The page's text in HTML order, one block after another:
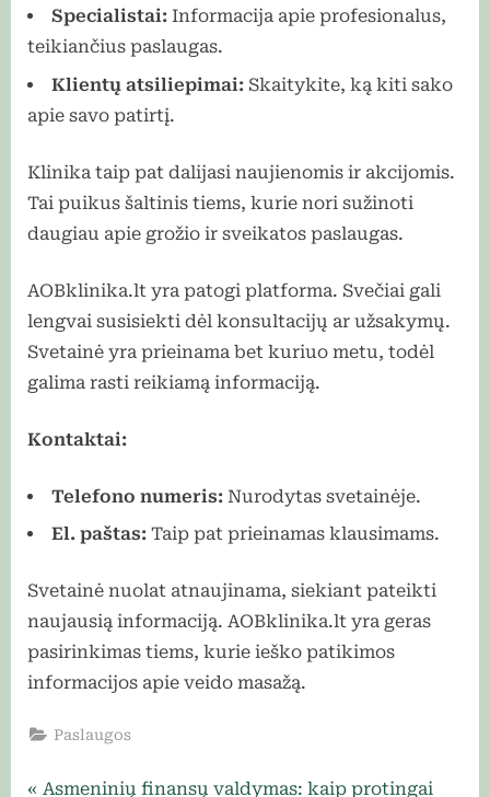
Specialistai: Informacija apie profesionalus,
teikiančius paslaugas.
Klientų atsiliepimai: Skaitykite, ką kiti sako
apie savo patirtį.
Klinika taip pat dalijasi naujienomis ir akcijomis.
Tai puikus šaltinis tiems, kurie nori sužinoti
daugiau apie grožio ir sveikatos paslaugas.
AOBklinika.lt yra patogi platforma. Svečiai gali
lengvai susisiekti dėl konsultacijų ar užsakymų.
Svetainė yra prieinama bet kuriuo metu, todėl
galima rasti reikiamą informaciją.
Kontaktai:
Telefono numeris: Nurodytas svetainėje.
El. paštas: Taip pat prieinamas klausimams.
Svetainė nuolat atnaujinama, siekiant pateikti
naujausią informaciją. AOBklinika.lt yra geras
pasirinkimas tiems, kurie ieško patikimos
informacijos apie veido masažą.
Paslaugos
P
Asmeninių finansų valdymas: kaip protingai